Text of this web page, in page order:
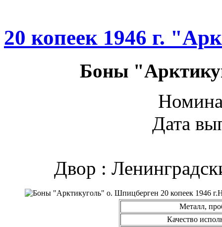
20 копеек 1946 г.
Боны
Дата
Двор :
Металл,
Качество